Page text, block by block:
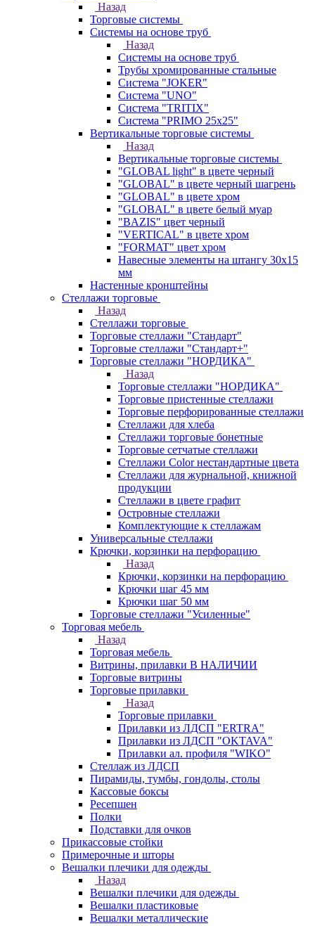
Назад
Торговые системы
Системы на основе труб
Назад
Системы на основе труб
Трубы хромированные стальные
Система "JOKER"
Система "UNO"
Система "TRITIX"
Система "PRIMO 25х25"
Вертикальные торговые системы
Назад
Вертикальные торговые системы
"GLOBAL light" в цвете черный
"GLOBAL" в цвете черный шагрень
"GLOBAL" в цвете хром
"GLOBAL" в цвете белый муар
"BAZIS" цвет черный
"VERTICAL" в цвете хром
"FORMAT" цвет хром
Навесные элементы на штангу 30х15
мм
Настенные кронштейны
Стеллажи торговые
Назад
Стеллажи торговые
Торговые стеллажи "Стандарт"
Торговые стеллажи "Стандарт+"
Торговые стеллажи "НОРДИКА"
Назад
Торговые стеллажи "НОРДИКА"
Торговые пристенные стеллажи
Торговые перфорированные стеллажи
Стеллажи для хлеба
Стеллажи торговые бонетные
Торговые сетчатые стеллажи
Стеллажи Color нестандартные цвета
Стеллажи для журнальной, книжной
продукции
Стеллажи в цвете графит
Островные стеллажи
Комплектующие к стеллажам
Универсальные стеллажи
Крючки, корзинки на перфорацию
Назад
Крючки, корзинки на перфорацию
Крючки шаг 45 мм
Крючки шаг 50 мм
Торговые стеллажи "Усиленные"
Торговая мебель
Назад
Торговая мебель
Витрины, прилавки В НАЛИЧИИ
Торговые витрины
Торговые прилавки
Назад
Торговые прилавки
Прилавки из ЛДСП "ERTRA"
Прилавки из ЛДСП "OKTAVA"
Прилавки ал. профиля "WIKO"
Стеллаж из ЛДСП
Пирамиды, тумбы, гондолы, столы
Кассовые боксы
Ресепшен
Полки
Подставки для очков
Прикассовые стойки
Примерочные и шторы
Вешалки плечики для одежды
Назад
Вешалки плечики для одежды
Вешалки пластиковые
Вешалки металлические